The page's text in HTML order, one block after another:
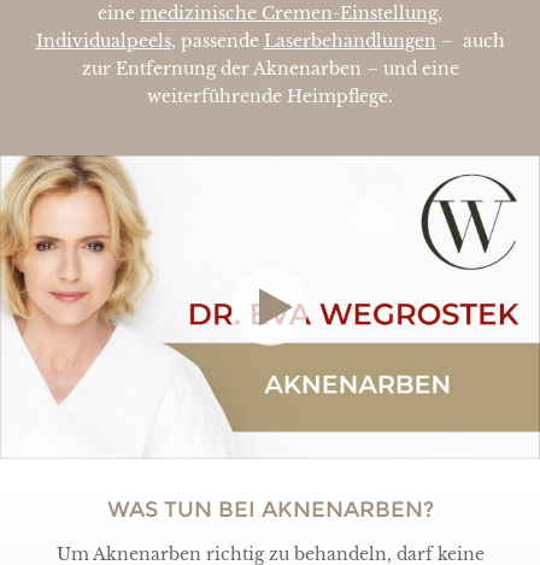
eine medizinische Cremen-Einstellung,
Individualpeels, passende Laserbehandlungen – auch
zur Entfernung der Aknenarben – und eine
weiterführende Heimpflege.
WAS TUN BEI AKNENARBEN?
Um Aknenarben richtig zu behandeln, darf keine